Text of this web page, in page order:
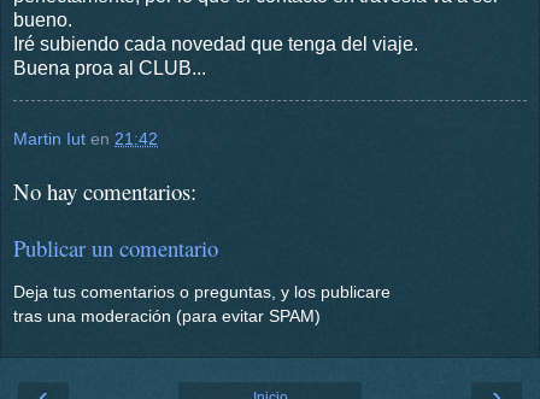
bueno.
Iré subiendo cada novedad que tenga del viaje.
Buena proa al CLUB...
Martin Iut en 21:42
No hay comentarios:
Publicar un comentario
Deja tus comentarios o preguntas, y los publicare
tras una moderación (para evitar SPAM)